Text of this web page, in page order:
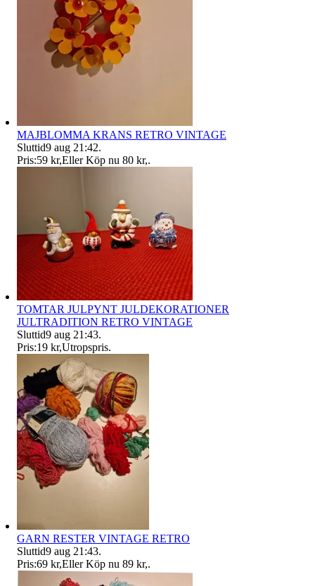
MAJBLOMMA KRANS RETRO VINTAGE
Sluttid9 aug 21:42.
Pris:59 kr,Eller Köp nu 80 kr,.
TOMTAR JULPYNT JULDEKORATIONER
JULTRADITION RETRO VINTAGE
Sluttid9 aug 21:43.
Pris:19 kr,Utropspris.
GARN RESTER VINTAGE RETRO
Sluttid9 aug 21:43.
Pris:69 kr,Eller Köp nu 89 kr,.